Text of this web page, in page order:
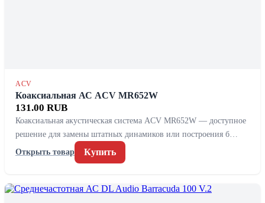
ACV
Коаксиальная АС ACV MR652W
131.00 RUB
Коаксиальная акустическая система ACV MR652W — доступное
решение для замены штатных динамиков или построения б…
Открыть товар
Купить